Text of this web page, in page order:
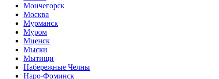
Мончегорск
Москва
Мурманск
Муром
Мценск
Мыски
Мытищи
Набережные Челны
Наро-Фоминск